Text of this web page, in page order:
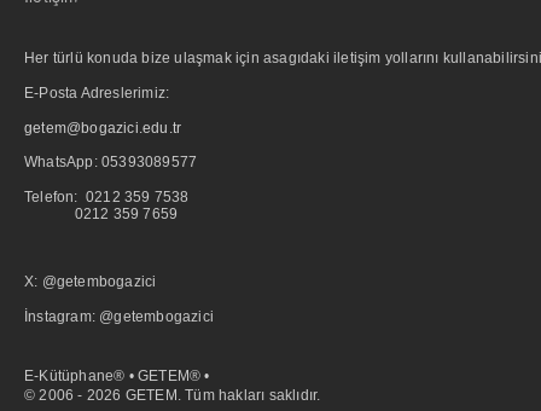
Her türlü konuda bize ulaşmak için asagıdaki iletişim yollarını
E-Posta Adreslerimiz:
getem@bogazici.edu.tr
WhatsApp: 05393089577
Telefon: 0212 359 7538
0212 359 7659
X: @getembogazici
İnstagram: @getembogazici
E-Kütüphane® • GETEM® •
© 2006 - 2026 GETEM. Tüm hakları saklıdır.